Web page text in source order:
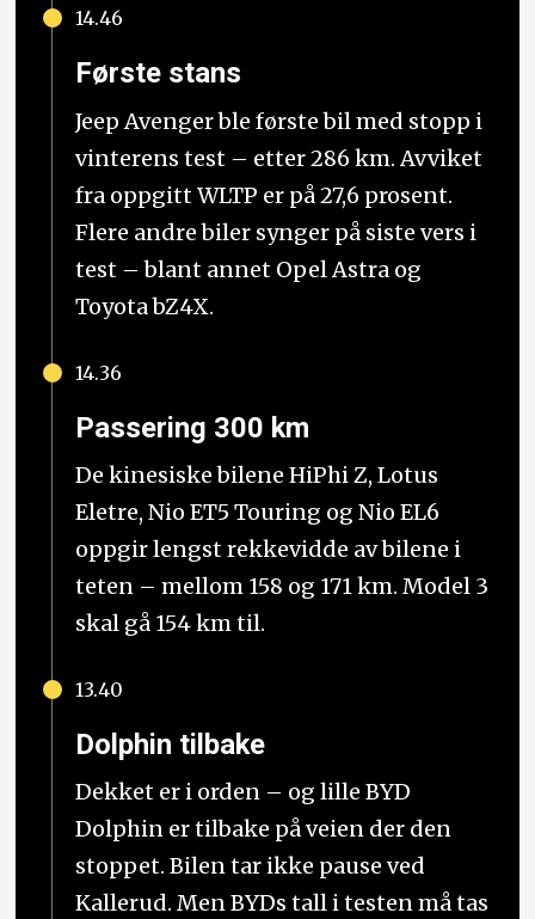
14.46
Første stans
Jeep Avenger ble første bil med stopp i
vinterens test – etter 286 km. Avviket
fra oppgitt WLTP er på 27,6 prosent.
Flere andre biler synger på siste vers i
test – blant annet Opel Astra og
Toyota bZ4X.
14.36
Passering 300 km
De kinesiske bilene HiPhi Z, Lotus
Eletre, Nio ET5 Touring og Nio EL6
oppgir lengst rekkevidde av bilene i
teten – mellom 158 og 171 km. Model 3
skal gå 154 km til.
13.40
Dolphin tilbake
Dekket er i orden – og lille BYD
Dolphin er tilbake på veien der den
stoppet. Bilen tar ikke pause ved
Kallerud. Men BYDs tall i testen må tas